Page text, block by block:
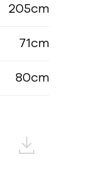
205cm
71cm
80cm